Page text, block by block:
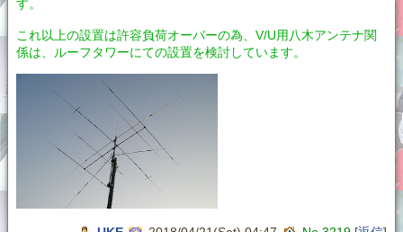
す。
これ以上の設置は許容負荷オーバーの為、V/U用八木アンテナ関
係は、ルーフタワーにての設置を検討しています。